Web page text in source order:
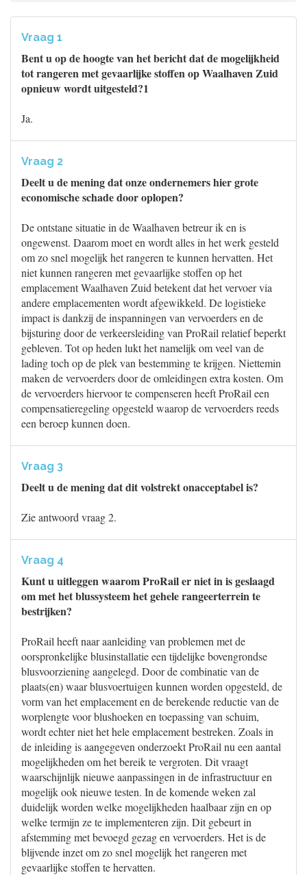
Vraag 1
Bent u op de hoogte van het bericht dat de mogelijkheid
tot rangeren met gevaarlijke stoffen op Waalhaven Zuid
opnieuw wordt uitgesteld?1
Ja.
Vraag 2
Deelt u de mening dat onze ondernemers hier grote
economische schade door oplopen?
De ontstane situatie in de Waalhaven betreur ik en is
ongewenst. Daarom moet en wordt alles in het werk gesteld
om zo snel mogelijk het rangeren te kunnen hervatten. Het
niet kunnen rangeren met gevaarlijke stoffen op het
emplacement Waalhaven Zuid betekent dat het vervoer via
andere emplacementen wordt afgewikkeld. De logistieke
impact is dankzij de inspanningen van vervoerders en de
bijsturing door de verkeersleiding van ProRail relatief beperkt
gebleven. Tot op heden lukt het namelijk om veel van de
lading toch op de plek van bestemming te krijgen. Niettemin
maken de vervoerders door de omleidingen extra kosten. Om
de vervoerders hiervoor te compenseren heeft ProRail een
compensatieregeling opgesteld waarop de vervoerders reeds
een beroep kunnen doen.
Vraag 3
Deelt u de mening dat dit volstrekt onacceptabel is?
Zie antwoord vraag 2.
Vraag 4
Kunt u uitleggen waarom ProRail er niet in is geslaagd
om met het blussysteem het gehele rangeerterrein te
bestrijken?
ProRail heeft naar aanleiding van problemen met de
oorspronkelijke blusinstallatie een tijdelijke bovengrondse
blusvoorziening aangelegd. Door de combinatie van de
plaats(en) waar blusvoertuigen kunnen worden opgesteld, de
vorm van het emplacement en de berekende reductie van de
worplengte voor blushoeken en toepassing van schuim,
wordt echter niet het hele emplacement bestreken. Zoals in
de inleiding is aangegeven onderzoekt ProRail nu een aantal
mogelijkheden om het bereik te vergroten. Dit vraagt
waarschijnlijk nieuwe aanpassingen in de infrastructuur en
mogelijk ook nieuwe testen. In de komende weken zal
duidelijk worden welke mogelijkheden haalbaar zijn en op
welke termijn ze te implementeren zijn. Dit gebeurt in
afstemming met bevoegd gezag en vervoerders. Het is de
blijvende inzet om zo snel mogelijk het rangeren met
gevaarlijke stoffen te hervatten.